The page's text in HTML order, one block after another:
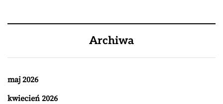
Archiwa
maj 2026
kwiecień 2026